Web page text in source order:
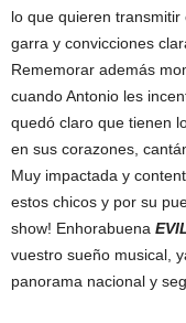
lo que quieren transmitir
garra y convicciones
Rememorar además
cuando Antonio les
quedó claro que tienen
en sus corazones,
Muy impactada y
estos chicos y por su
show! Enhorabuena
vuestro sueño musical,
panorama nacional y